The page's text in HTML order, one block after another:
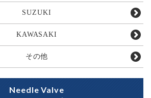
SUZUKI
KAWASAKI
その他
Needle Valve